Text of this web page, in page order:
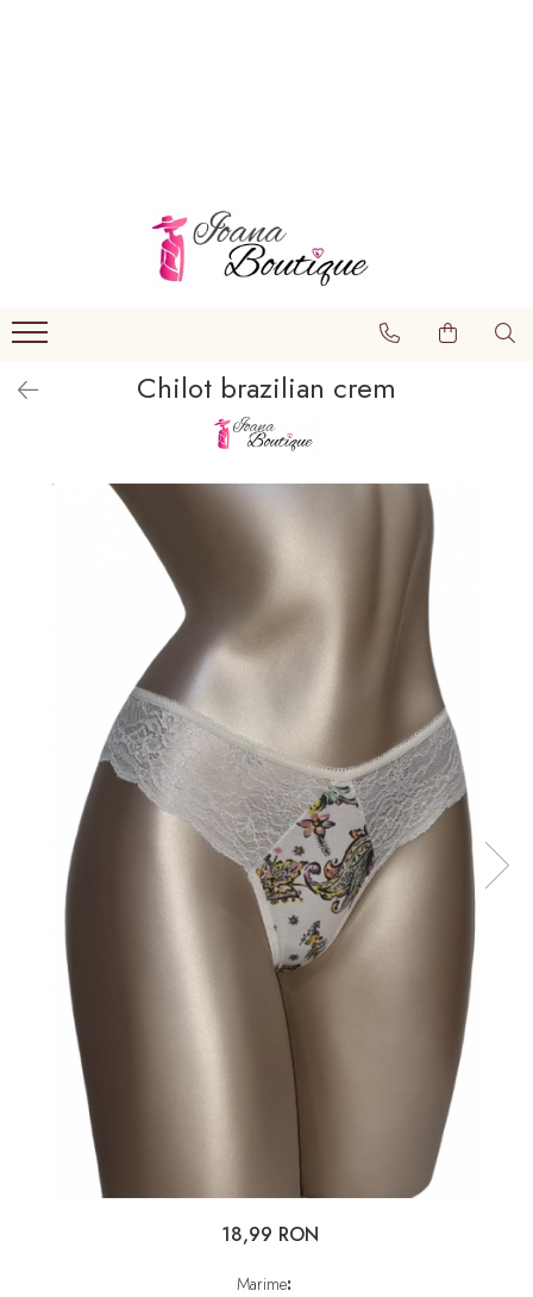
Boxeri brazilieni
Chiloti clasici
Chiloti tanga
Compleuri & body-uri
Halate pareo
Maiouri dama
Chilot brazilian crem
18,99 RON
Marime: